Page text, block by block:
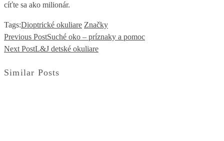
cíťte sa ako milionár.
Tags:Dioptrické okuliare Značky
Previous PostSuché oko – príznaky a pomoc
Next PostL&J detské okuliare
Similar Posts